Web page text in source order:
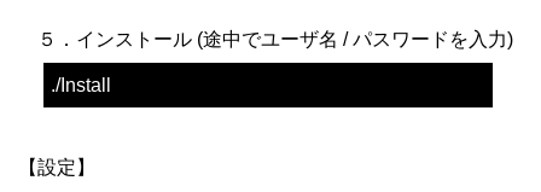
５．インストール (途中でユーザ名 / パスワードを入力)
./Install
【設定】